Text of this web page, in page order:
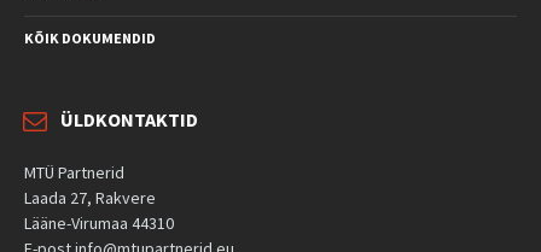
KÕIK DOKUMENDID
ÜLDKONTAKTID
MTÜ Partnerid
Laada 27, Rakvere
Lääne-Virumaa 44310